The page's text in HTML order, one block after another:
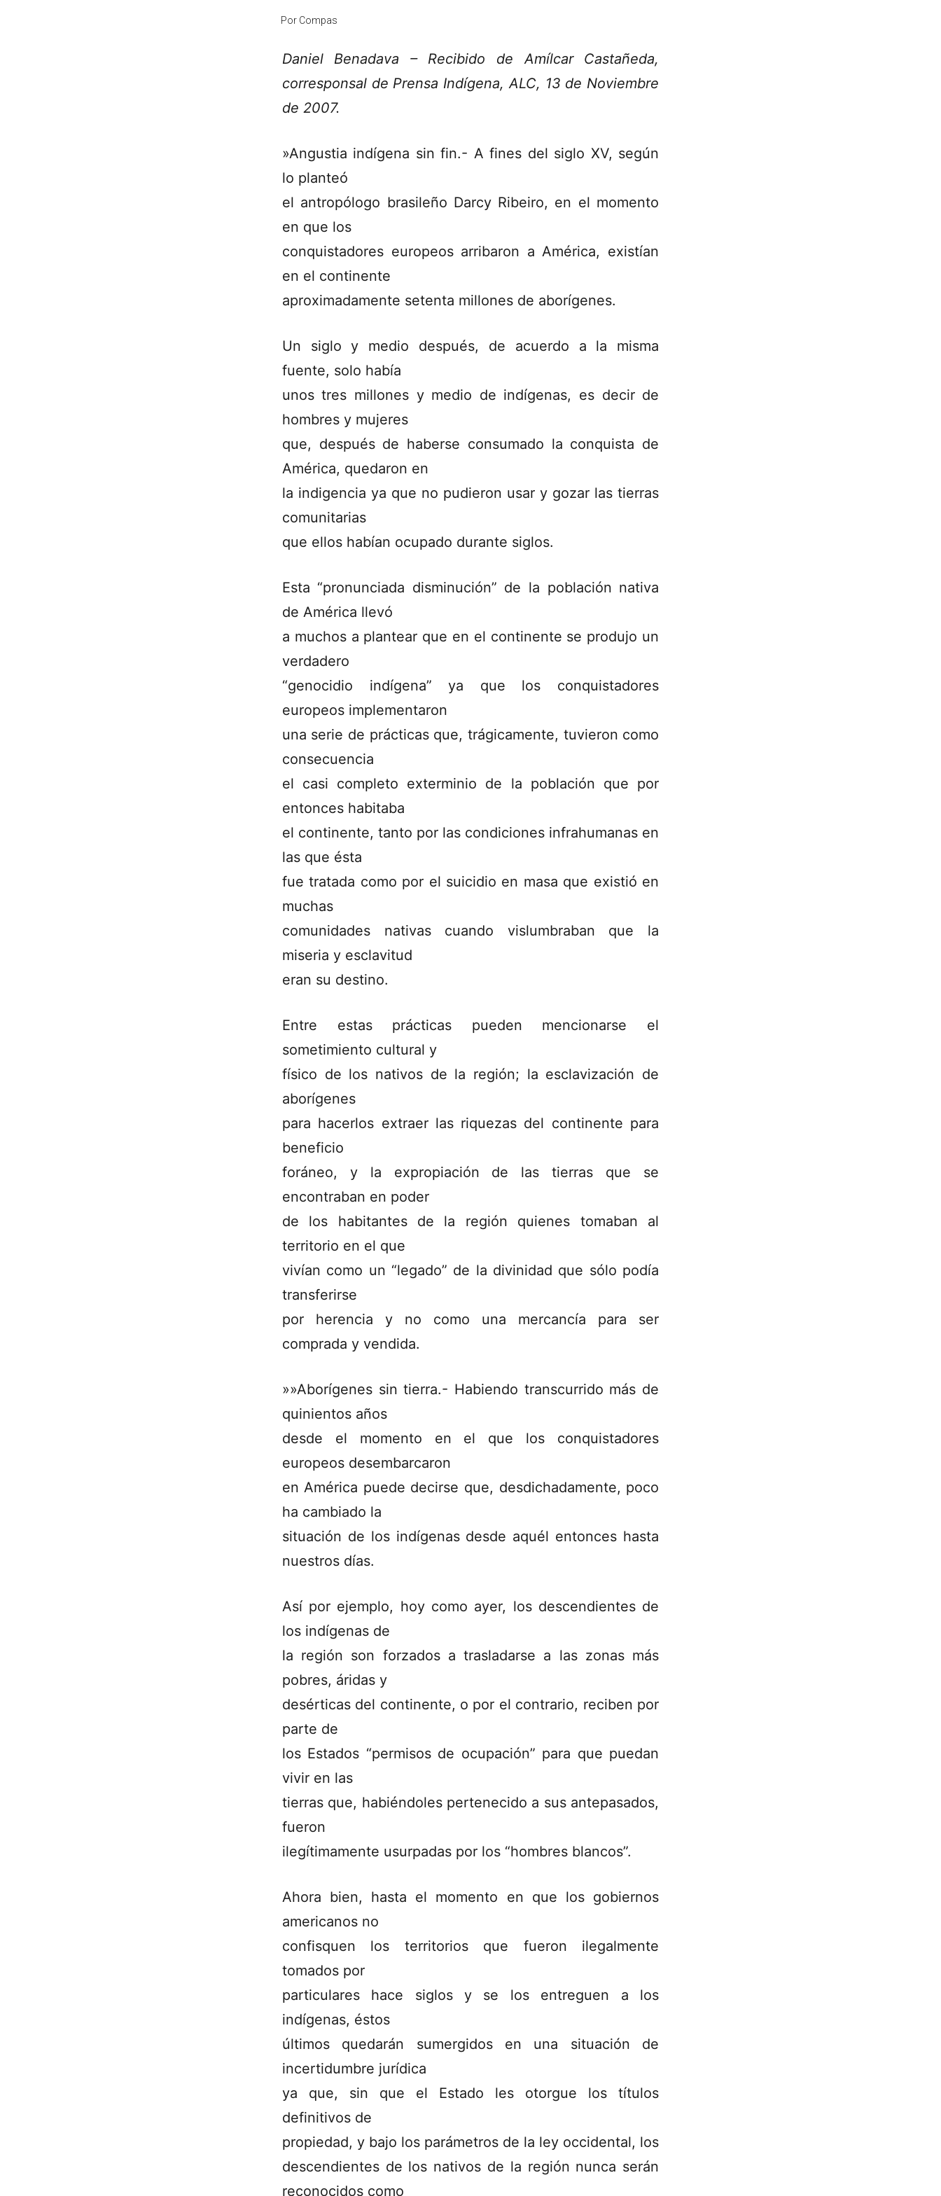
Por Compas
Daniel Benadava – Recibido de Amílcar Castañeda,
corresponsal de Prensa Indígena, ALC, 13 de Noviembre
de 2007.
»Angustia indígena sin fin.- A fines del siglo XV, según
lo planteó
el antropólogo brasileño Darcy Ribeiro, en el momento
en que los
conquistadores europeos arribaron a América, existían
en el continente
aproximadamente setenta millones de aborígenes.
Un siglo y medio después, de acuerdo a la misma
fuente, solo había
unos tres millones y medio de indígenas, es decir de
hombres y mujeres
que, después de haberse consumado la conquista de
América, quedaron en
la indigencia ya que no pudieron usar y gozar las tierras
comunitarias
que ellos habían ocupado durante siglos.
Esta “pronunciada disminución” de la población nativa
de América llevó
a muchos a plantear que en el continente se produjo un
verdadero
“genocidio indígena” ya que los conquistadores
europeos implementaron
una serie de prácticas que, trágicamente, tuvieron como
consecuencia
el casi completo exterminio de la población que por
entonces habitaba
el continente, tanto por las condiciones infrahumanas en
las que ésta
fue tratada como por el suicidio en masa que existió en
muchas
comunidades nativas cuando vislumbraban que la
miseria y esclavitud
eran su destino.
Entre estas prácticas pueden mencionarse el
sometimiento cultural y
físico de los nativos de la región; la esclavización de
aborígenes
para hacerlos extraer las riquezas del continente para
beneficio
foráneo, y la expropiación de las tierras que se
encontraban en poder
de los habitantes de la región quienes tomaban al
territorio en el que
vivían como un “legado” de la divinidad que sólo podía
transferirse
por herencia y no como una mercancía para ser
comprada y vendida.
»»Aborígenes sin tierra.- Habiendo transcurrido más de
quinientos años
desde el momento en el que los conquistadores
europeos desembarcaron
en América puede decirse que, desdichadamente, poco
ha cambiado la
situación de los indígenas desde aquél entonces hasta
nuestros días.
Así por ejemplo, hoy como ayer, los descendientes de
los indígenas de
la región son forzados a trasladarse a las zonas más
pobres, áridas y
desérticas del continente, o por el contrario, reciben por
parte de
los Estados “permisos de ocupación” para que puedan
vivir en las
tierras que, habiéndoles pertenecido a sus antepasados,
fueron
ilegítimamente usurpadas por los “hombres blancos”.
Ahora bien, hasta el momento en que los gobiernos
americanos no
confisquen los territorios que fueron ilegalmente
tomados por
particulares hace siglos y se los entreguen a los
indígenas, éstos
últimos quedarán sumergidos en una situación de
incertidumbre jurídica
ya que, sin que el Estado les otorgue los títulos
definitivos de
propiedad, y bajo los parámetros de la ley occidental, los
descendientes de los nativos de la región nunca serán
reconocidos como